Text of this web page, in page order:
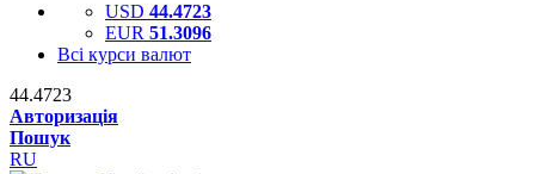
USD 44.4723
EUR 51.3096
Всі курси валют
44.4723
Авторизація
Пошук
RU